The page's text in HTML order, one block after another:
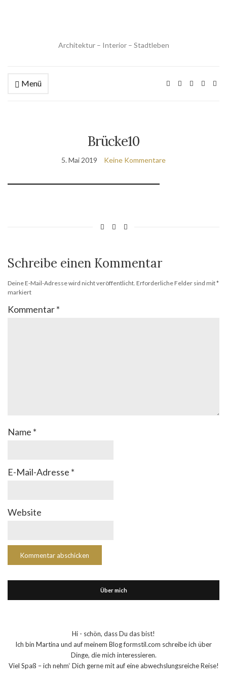
Architektur – Interior – Stadtleben
Menü
Brücke10
5. Mai 2019 Keine Kommentare
Schreibe einen Kommentar
Deine E-Mail-Adresse wird nicht veröffentlicht. Erforderliche Felder sind mit*
markiert
Kommentar*
Name *
E-Mail-Adresse *
Website
Über mich
Hi - schön, dass Du das bist!
Ich bin Martina und auf meinem Blog formstil.com schreibe ich über
Dinge, die mich interessieren.
Viel Spaß – ich nehm‘ Dich gerne mit auf eine abwechslungsreiche Reise!